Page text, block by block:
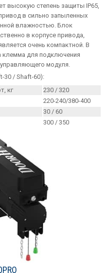
высокую степень защиты IP65,
в сильно запыленных
влажностью. Блок
в корпусе привода,
очень компактной. В
клемма для подключения
модуля.
30 / Shaft-60):
кг
230 / 320
220-240/380-400
30 / 60
300 / 350